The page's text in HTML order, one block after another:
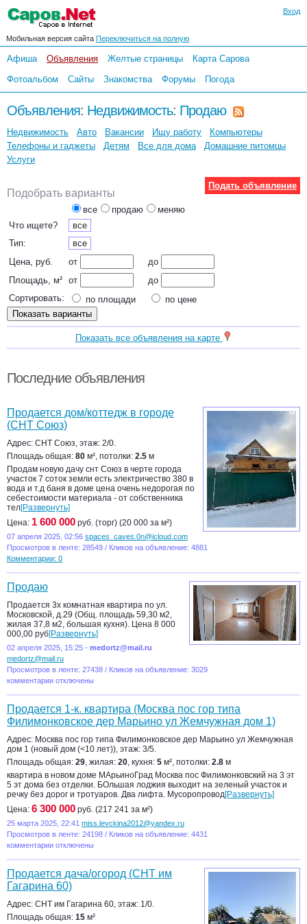
Вход
Мобильная версия сайта Переключиться на полную
Афиша Объявления Желтые страницы
Карта Сарова
Фотоальбом
Сайты Знакомства Форумы Погода
Объявления: Недвижимость: Продаю
Недвижимость Авто Вакансии Ищу работу
Компьютеры
Телефоны и гаджеты
Детям Все для дома
Домашние питомцы
Услуги
Подать объявление
Подобрать варианты
все продаю
меняю
Что ищете?
все
Тип:
все
Цена, руб.
от
до
Площадь, м² от
до
Сортировать:
по площади по цене
Показать все объявления на карте
Последние объявления
Продается дом/коттедж в городе
(СНТ Союз)
Адрес: СНТ Союз, этаж: 2/0.
Площадь общая: 80 м², потолки: 2.5 м
Продам новую дачу снт Союз в черте города
участок 7 соток земли есть электричество 380 в
вода и т.д баня в доме цена очень недорогая по
себестоимости материала - от собственника
тел[Развернуть]
Цена: 1 600 000 руб. (торг) (20 000 за м²)
07 апреля 2025, 02:56 spaces_caves.0n@icloud.com
Просмотров в ленте: 28549 / Кликов на объявление: 4881
Комментарии: 0
Продаю
Продается 3х комнатная квартира по ул.
Московской, д.29 (Общ. площадь 59,30 м2,
жилая 37,8 м2, большая кухня). Цена 8 000
000,00 руб[Развернуть]
02 апреля 2025, 15:25 - medortz@mail.ru
medortz@mail.ru
Просмотров в ленте: 27438 / Кликов на объявление: 3029
комментарии отключены
Продается 1-к. квартира (Москва пос гор типа
Филимонковское дер Марьино ул Жемчужная дом 1)
Адрес: Москва пос гор типа Филимонковское дер Марьино ул Жемчужная
дом 1 (новый дом (<10 лет)), этаж: 3/5.
Площадь общая: 29, жилая: 20, кухня: 5 м², потолки: 2.8 м
квартира в новом доме МАрьиноГрад Москва пос Филимонковский на 3 эт
5 эт дома без отделки. БОльшая лоджия выходит на зеленый участок и
речку без дорог и тротуаров. Два лифта. Мусоропровод[Развернуть]
Цена: 6 300 000 руб. (217 241 за м²)
25 марта 2025, 22:41 miss.levckina2012@yandex.ru
Просмотров в ленте: 24198 / Кликов на объявление: 4431
комментарии отключены
Продается дача/огород (СНТ им
Гагарина 60)
Адрес: СНТ им Гагарина 60, этаж: 1/0.
Площадь общая: 15 м²